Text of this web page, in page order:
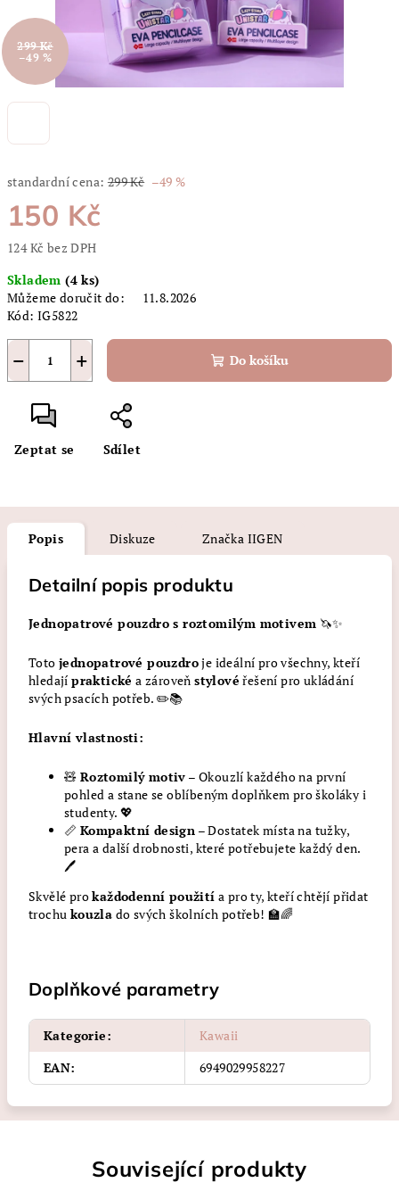
standardní cena: 299 Kč –49 %
150 Kč
124 Kč bez DPH
cena:
Skladem(4 ks)
Můžeme doručit do:
11.8.2026
Kód: IG5822
+
− Do košíku
Zeptat se Sdílet
299 Kč
–49 %
Popis Diskuze Značka IIGEN
Detailní popis produktu
Jednopatrové pouzdro s roztomilým motivem 🦄✨
Toto jednopatrové pouzdroje ideální pro všechny, kteří
hledajípraktické a zároveňstylové řešení pro ukládání
svých psacích potřeb. ✏️📚
Hlavní vlastnosti:
🧸 Roztomilý motiv – Okouzlí každého na první
pohled a stane se oblíbeným doplňkem pro školáky i
studenty. 💖
📏 Kompaktní design – Dostatek místa na tužky,
pera a další drobnosti, které potřebujete každý den.
🖊️
Skvělé prokaždodenní použití a pro ty, kteří chtějí přidat
trochu kouzla do svých školních potřeb! 🏫🌈
Doplňkové parametry
Kategorie:
Kawaii
EAN: 6949029958227
Související produkty